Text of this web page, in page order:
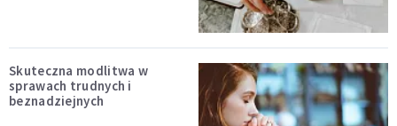
Skuteczna modlitwa w
sprawach trudnych i
beznadziejnych